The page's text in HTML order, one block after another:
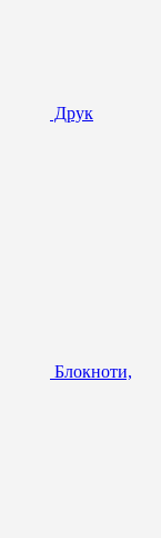
Друк
Блокноти,